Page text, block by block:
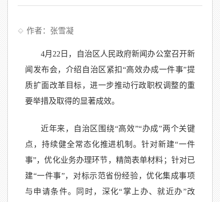
作者：张雪凝
4月22日，自治区人民政府新闻办公室召开新
闻发布会，介绍自治区紧扣“高效办成一件事”提
质扩面改革目标，进一步推动行政职权调整的重
要举措及取得的显著成效。
近年来，自治区围绕“高效”“办成”两个关键
点，持续健全常态化推进机制。针对新建“一件
事”，优化业务办理环节，精简表单材料；针对已
建“一件事”，对标示范省份经验，优化集成事项
与申请条件。同时，深化“掌上办、就近办”改